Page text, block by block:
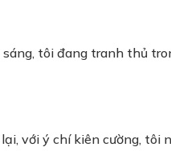
sáng, tôi đang tranh thủ
với ý chí kiên cường, tôi